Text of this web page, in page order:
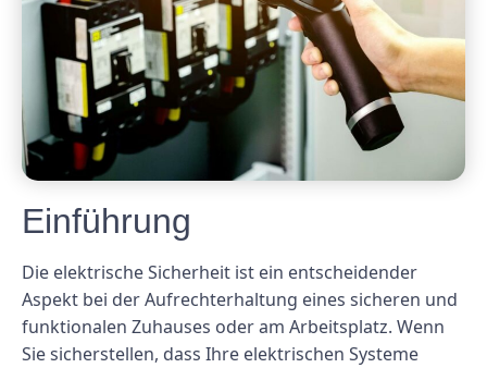
Einführung
Die elektrische Sicherheit ist ein entscheidender
Aspekt bei der Aufrechterhaltung eines sicheren und
funktionalen Zuhauses oder am Arbeitsplatz. Wenn
Sie sicherstellen, dass Ihre elektrischen Systeme